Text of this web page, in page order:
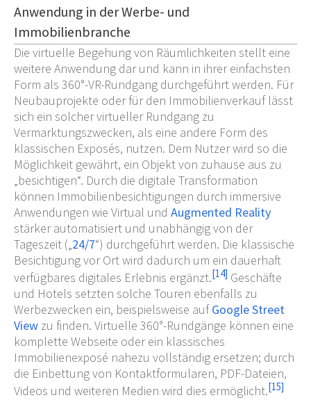
Anwendung in der Werbe- und
Immobilienbranche
Die virtuelle Begehung von Räumlichkeiten stellt eine
weitere Anwendung dar und kann in ihrer einfachsten
Form als 360°-VR-Rundgang durchgeführt werden. Für
Neubauprojekte oder für den Immobilienverkauf lässt
sich ein solcher virtueller Rundgang zu
Vermarktungszwecken, als eine andere Form des
klassischen Exposés, nutzen. Dem Nutzer wird so die
Möglichkeit gewährt, ein Objekt von zuhause aus zu
„besichtigen“. Durch die digitale Transformation
können Immobilienbesichtigungen durch immersive
Anwendungen wie Virtual und Augmented Reality
stärker automatisiert und unabhängig von der
Tageszeit („24/7“) durchgeführt werden. Die klassische
Besichtigung vor Ort wird dadurch um ein dauerhaft
verfügbares digitales Erlebnis ergänzt.[14] Geschäfte
und Hotels setzten solche Touren ebenfalls zu
Werbezwecken ein, beispielsweise aufGoogle Street
View zu finden. Virtuelle 360°-Rundgänge können eine
komplette Webseite oder ein klassisches
Immobilienexposé nahezu vollständig ersetzen; durch
die Einbettung von Kontaktformularen, PDF-Dateien,
Videos und weiteren Medien wird dies ermöglicht.[15]